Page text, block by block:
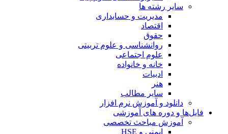
سایر رشته ها
مدیریت و حسابداری
اقتصاد
حقوق
روانشناسی و علوم تربیتی
علوم اجتماعی
خانه و خانواده
ادبیات
هنر
سایر مطالب
دانلود و آموزش نرم افزار
فایل‌ها و دوره های آموزشی
آموزش مباحث تخصصی
ایمنی و HSE